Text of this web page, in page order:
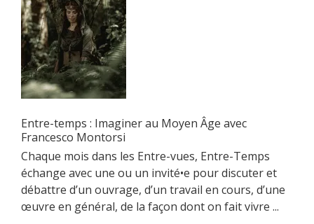
Entre-temps : Imaginer au Moyen Âge avec
Francesco Montorsi
Chaque mois dans les Entre-vues, Entre-Temps
échange avec une ou un invité•e pour discuter et
débattre d’un ouvrage, d’un travail en cours, d’une
œuvre en général, de la façon dont on fait vivre ...